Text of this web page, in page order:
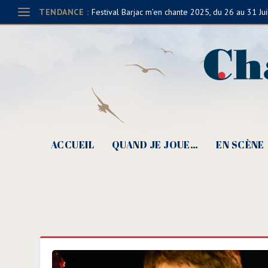
TENDANCE : Festival Barjac m’en chante 2025, du 26 au 31
ACCUEIL QUAND JE JOUE… EN SCÈNE